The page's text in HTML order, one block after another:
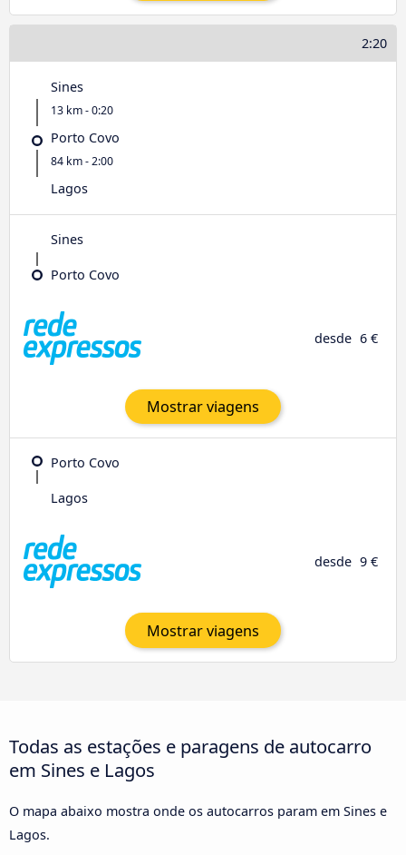
2:20
Sines
13 km - 0:20
Porto Covo
84 km - 2:00
Lagos
Sines
Porto Covo
desde 6 €
Mostrar viagens
Porto Covo
Lagos
desde 9 €
Mostrar viagens
Todas as estações e paragens de autocarro
em Sines e Lagos
O mapa abaixo mostra onde os autocarros param em Sines e
Lagos.